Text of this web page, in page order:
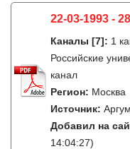
22-03-1993 -
Каналы [7]: 1
Российские
канал
Регион: Москва
Источник:
Добавил на
14:04:27)